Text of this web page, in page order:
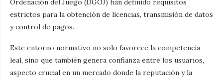
Ordenación del Juego (DGOJ) han definido requisitos
estrictos para la obtención de licencias, transmisión de datos
y control de pagos.
Este entorno normativo no solo favorece la competencia
leal, sino que también genera confianza entre los usuarios,
aspecto crucial en un mercado donde la reputación y la